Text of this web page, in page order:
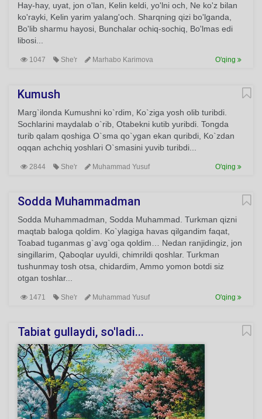
Hay-hay, uyat, jon o'lan, Kelin keldi, yo'lni och, Ne ko'z bilan
ko'rayki, Kelin yarim yalang'och. Sharqning qizi bo'lganda,
Bo'lib sharmu hayosi, Bunchalar ochiq-sochiq, Bo'lmas edi
libosi...
1047 She'r Marhabo Karimova O'qing
Kumush
Marg`ilonda Kumushni ko`rdim, Ko`ziga yosh olib turibdi.
Sochlarini maydalab o`rib, Otabekni kutib yuribdi. Tongda
turib qalam qoshiga O`sma qo`ygan ekan quribdi, Ko`zdan
oqqan achchiq yoshlari O`smasini yuvib turibdi...
2844 She'r Muhammad Yusuf O'qing
Sodda Muhammadman
Sodda Muhammadman, Sodda Muhammad. Turkman qizni
maqtab baloga qoldim. Ko`ylagiga havas qilgandim faqat,
Toabad tuganmas g`avg`oga qoldim… Nedan ranjidingiz, jon
singillarim, Qaboqlar uyuldi, chimrildi qoshlar. Turkman
tushunmay tosh otsa, chidardim, Ammo yomon botdi siz
otgan toshlar...
1471 She'r Muhammad Yusuf O'qing
Tabiat gullaydi, so'ladi...